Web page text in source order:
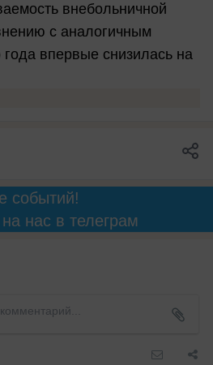
внебольничной
с аналогичным
впервые снизилась на
событий!
нас в телеграм